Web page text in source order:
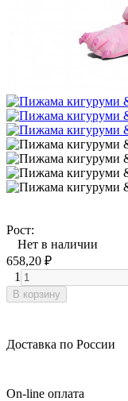
Рост:
Нет в наличии
658,20 ₽
1
В корзину
Доставка по России
On-line оплата